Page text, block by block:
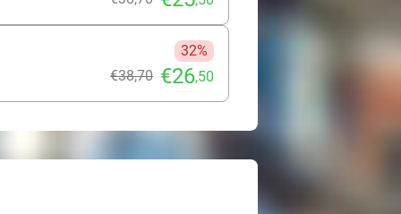
32%
€38,70 €26,50